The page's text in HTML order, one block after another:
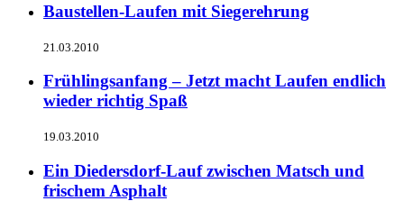
Baustellen-Laufen mit Siegerehrung
21.03.2010
Frühlingsanfang – Jetzt macht Laufen endlich
wieder richtig Spaß
19.03.2010
Ein Diedersdorf-Lauf zwischen Matsch und
frischem Asphalt